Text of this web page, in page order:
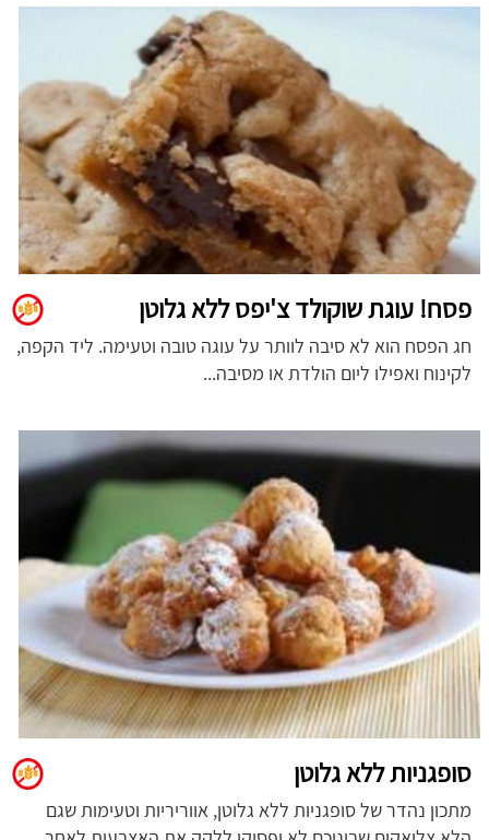
פסח! עוגת שוקולד צ'יפס ללא גלוטן
חג הפסח הוא לא סיבה לוותר על עוגה טובה וטעימה. ליד הקפה,
לקינוח ואפילו ליום הולדת או מסיבה...
סופגניות ללא גלוטן
מתכון נהדר של סופגניות ללא גלוטן, אווריריות וטעימות שגם